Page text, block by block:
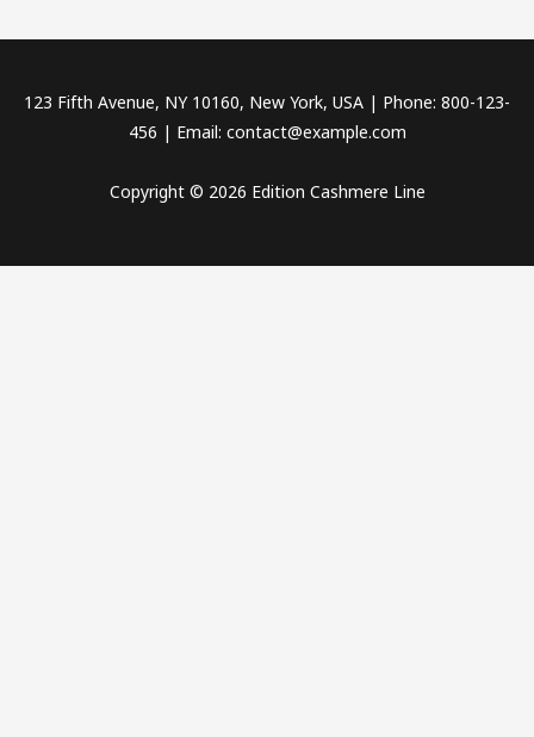
123 Fifth Avenue, NY 10160, New York, USA | Phone: 800-123-
456 | Email: contact@example.com
Copyright © 2026 Edition Cashmere Line